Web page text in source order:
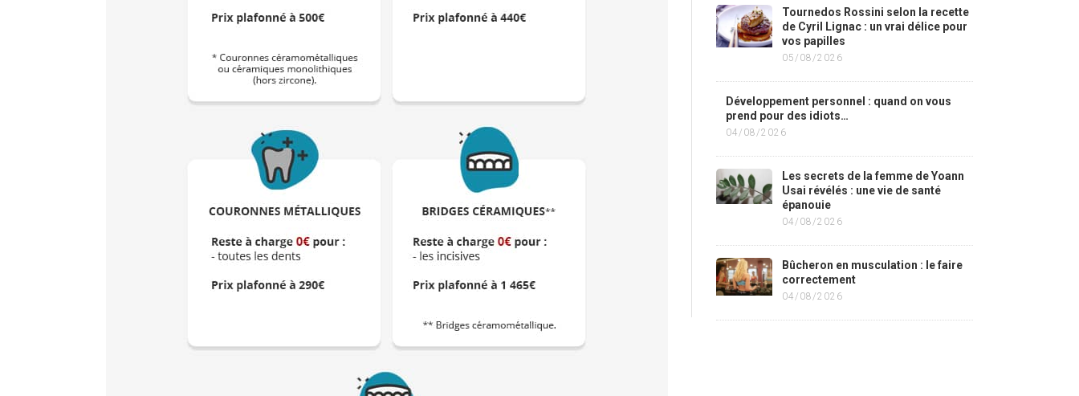
Tournedos Rossini selon la recette
de Cyril Lignac : un vrai délice pour
vos papilles
05/08/2026
Développement personnel : quand on vous
prend pour des idiots…
04/08/2026
Les secrets de la femme de Yoann
Usai révélés : une vie de santé
épanouie
04/08/2026
Bûcheron en musculation : le faire
correctement
04/08/2026